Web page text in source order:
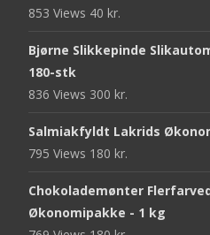
853 Views 40 kr.
Bjørne Slikkepinde
180-stk
836 Views 300 kr.
Salmiakfyldt Lakrids
795 Views 180 kr.
Chokolademønter
Økonomipakke - 1 kg